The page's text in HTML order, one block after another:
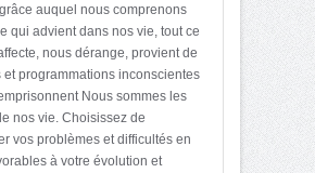
auquel nous comprenons
qui advient dans nos vie, tout ce
nous dérange, provient de
et programmations inconscientes
Nous sommes les
nos vie. Choisissez de
vos problèmes et difficultés en
à votre évolution et